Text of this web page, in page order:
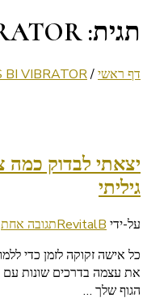
תגית:
דף ראשי/
BI VIBRATOR
יצאתי לבדוק כמה
גיליתי
על-ידי RevitalBתגובה אחת
כל אישה זקוקה לזמן כדי
את עצמה בדרכים שונות עם
הגוף שלך …